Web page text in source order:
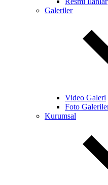
Galeriler
Video Galeri
Foto
Kurumsal